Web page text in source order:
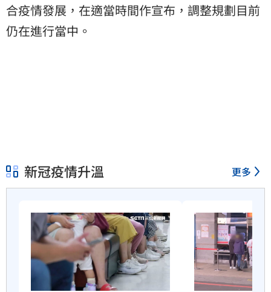
合疫情發展，在適當時間作宣布，調整規劃目前
仍在進行當中。
新冠疫情升溫 更多